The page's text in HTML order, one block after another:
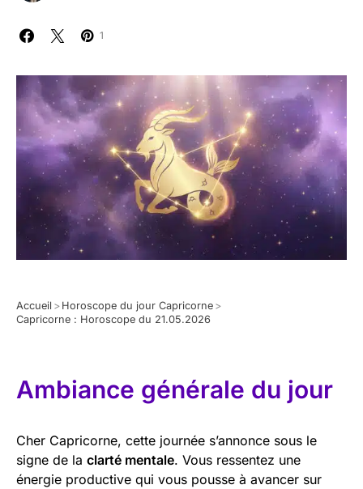
1
Accueil > Horoscope du jour Capricorne >
Capricorne : Horoscope du 21.05.2026
Ambiance générale du jour
Cher Capricorne, cette journée s’annonce sous le
signe de la clarté mentale. Vous ressentez une
énergie productive qui vous pousse à avancer sur